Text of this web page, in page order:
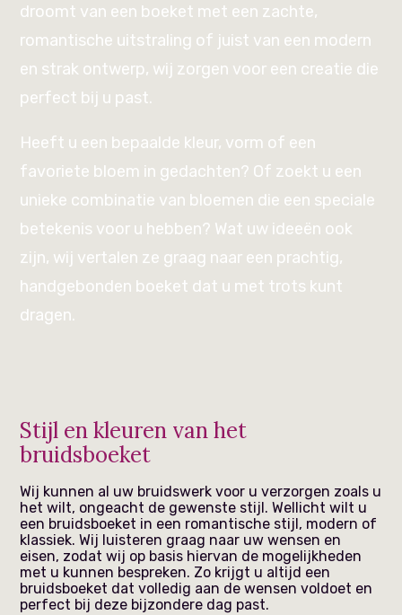
droomt van een boeket met een zachte,
romantische uitstraling of juist van een modern
en strak ontwerp, wij zorgen voor een creatie die
perfect bij u past.
Heeft u een bepaalde kleur, vorm of een
favoriete bloem in gedachten? Of zoekt u een
unieke combinatie van bloemen die een speciale
betekenis voor u hebben? Wat uw ideeën ook
zijn, wij vertalen ze graag naar een prachtig,
handgebonden boeket dat u met trots kunt
dragen.
Stijl en kleuren van het
bruidsboeket
Wij kunnen al uw bruidswerk voor u verzorgen zoals u
het wilt, ongeacht de gewenste stijl. Wellicht wilt u
een bruidsboeket in een romantische stijl, modern of
klassiek. Wij luisteren graag naar uw wensen en
eisen, zodat wij op basis hiervan de mogelijkheden
met u kunnen bespreken. Zo krijgt u altijd een
bruidsboeket dat volledig aan de wensen voldoet en
perfect bij deze bijzondere dag past.